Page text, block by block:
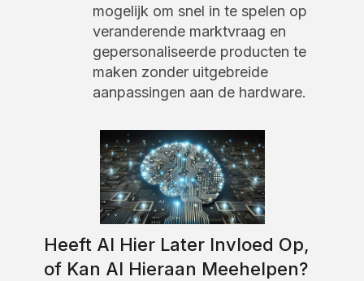
mogelijk om snel in te spelen op
veranderende marktvraag en
gepersonaliseerde producten te
maken zonder uitgebreide
aanpassingen aan de hardware.
Heeft AI Hier Later Invloed Op,
of Kan AI Hieraan Meehelpen?